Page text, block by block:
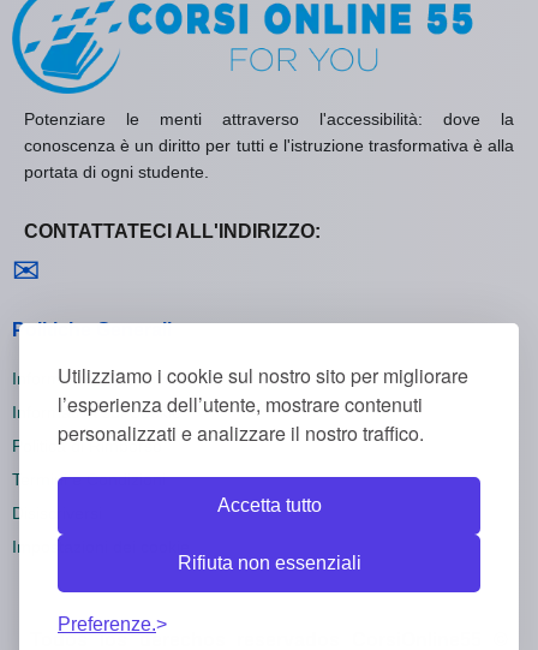
Utilizziamo i cookie sul nostro sito per migliorare
l’esperienza dell’utente, mostrare contenuti
personalizzati e analizzare il nostro traffico.
Accetta tutto
Rifiuta non essenziali
Preferenze.
Potenziare le menti attraverso l'accessibilità: dove la
conoscenza è un diritto per tutti e l'istruzione trasformativa è alla
portata di ogni studente.
CONTATTATECI ALL'INDIRIZZO:
✉
Politiche Generali
Informativa sulla Privacy
Informativa sui Cookie
Politica di Rimborso
Termini e Condizioni
Disiscriversi
Impostazioni dei cookie
Todos los derechos reservados CorsiOnline55 ©